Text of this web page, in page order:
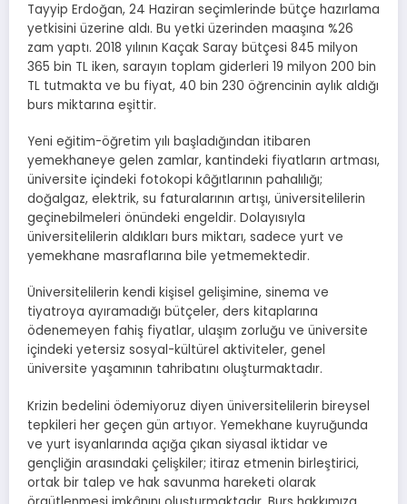
Tayyip Erdoğan, 24 Haziran seçimlerinde bütçe hazırlama
yetkisini üzerine aldı. Bu yetki üzerinden maaşına %26
zam yaptı. 2018 yılının Kaçak Saray bütçesi 845 milyon
365 bin TL iken, sarayın toplam giderleri 19 milyon 200 bin
TL tutmakta ve bu fiyat, 40 bin 230 öğrencinin aylık aldığı
burs miktarına eşittir.
Yeni eğitim-öğretim yılı başladığından itibaren
yemekhaneye gelen zamlar, kantindeki fiyatların artması,
üniversite içindeki fotokopi kâğıtlarının pahalılığı;
doğalgaz, elektrik, su faturalarının artışı, üniversitelilerin
geçinebilmeleri önündeki engeldir. Dolayısıyla
üniversitelilerin aldıkları burs miktarı, sadece yurt ve
yemekhane masraflarına bile yetmemektedir.
Üniversitelilerin kendi kişisel gelişimine, sinema ve
tiyatroya ayıramadığı bütçeler, ders kitaplarına
ödenemeyen fahiş fiyatlar, ulaşım zorluğu ve üniversite
içindeki yetersiz sosyal-kültürel aktiviteler, genel
üniversite yaşamının tahribatını oluşturmaktadır.
Krizin bedelini ödemiyoruz diyen üniversitelilerin bireysel
tepkileri her geçen gün artıyor. Yemekhane kuyruğunda
ve yurt isyanlarında açığa çıkan siyasal iktidar ve
gençliğin arasındaki çelişkiler; itiraz etmenin birleştirici,
ortak bir talep ve hak savunma hareketi olarak